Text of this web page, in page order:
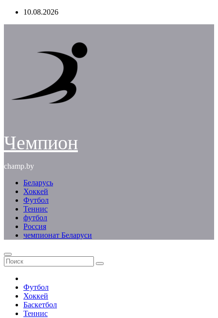
Перейти10.08.2026
Чемпион
champ.by
Беларусь
Хоккей
Футбол
Теннис
футбол
Россия
чемпионат Беларуси
Футбол
Хоккей
Баскетбол
Теннис